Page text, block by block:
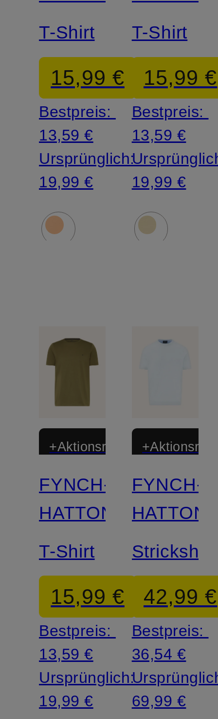
T-Shirt
15,99 €
Bestpreis:
13,59 €
Ursprünglich:
19,99 €
T-Shirt
15,99 €
Bestpreis:
13,59 €
19,99 €
+Aktionsrabatt
FYNCH-
HATTON
T-Shirt
15,99 €
Bestpreis:
13,59 €
Ursprünglich:
19,99 €
FYNCH-
HATTON
Strickshirt
42,99 €
Bestpreis:
36,54 €
69,99 €